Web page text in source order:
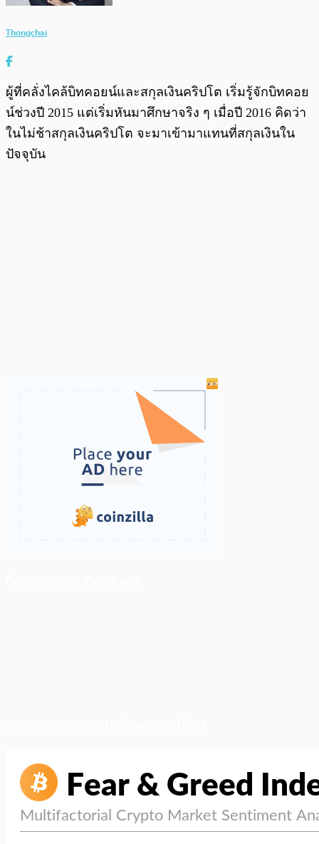
Thongchai
ผู้ที่คลั่งไคล้บิทคอยน์และสกุลเงินคริปโต เริ่มรู้จักบิทคอย
น์ช่วงปี 2015 แต่เริ่มหันมาศึกษาจริง ๆ เมื่อปี 2016 คิดว่า
ในไม่ช้าสกุลเงินคริปโต จะมาเข้ามาแทนที่สกุลเงินใน
ปัจจุบัน